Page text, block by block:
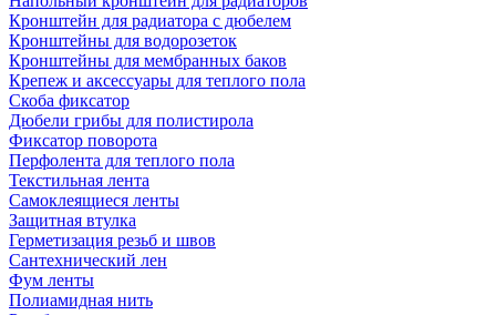
Кронштейн для радиатора с дюбелем
Кронштейны для водорозеток
Кронштейны для мембранных баков
Крепеж и аксессуары для теплого пола
Скоба фиксатор
Дюбели грибы для полистирола
Фиксатор поворота
Перфолента для теплого пола
Текстильная лента
Самоклеящиеся ленты
Защитная втулка
Герметизация резьб и швов
Сантехнический лен
Фум ленты
Полиамидная нить